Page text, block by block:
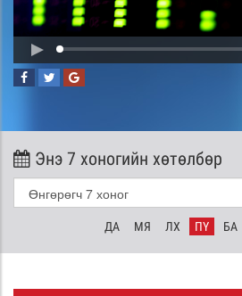
Энэ 7 хоногийн хөтөлбөр
ДА МЯ ЛХ ПҮ БА